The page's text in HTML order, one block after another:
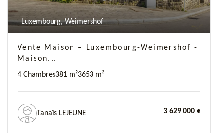
Luxembourg, Weimershof
Vente Maison – Luxembourg-Weimershof -
Maison...
4 Chambres381 m²3653 m²
Tanaïs LEJEUNE 3 629 000 €